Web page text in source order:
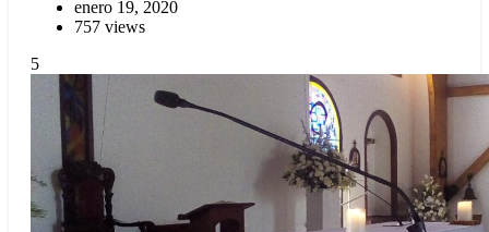
enero 19, 2020
757 views
5